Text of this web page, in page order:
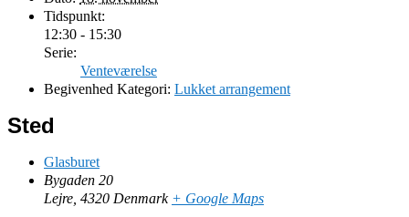
Tidspunkt:
12:30 - 15:30
Serie:
Venteværelse
Begivenhed Kategori: Lukket arrangement
Sted
Glasburet
Bygaden 20
Lejre 4320 Denmark + Google Maps